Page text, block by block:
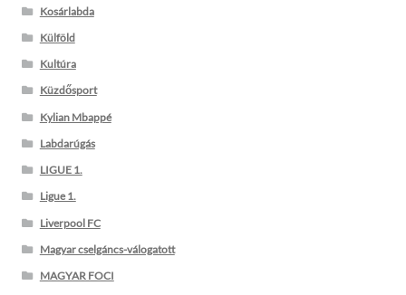
Kosárlabda
Külföld
Kultúra
Küzdősport
Kylian Mbappé
Labdarúgás
LIGUE 1.
Ligue 1.
Liverpool FC
Magyar cselgáncs-válogatott
MAGYAR FOCI